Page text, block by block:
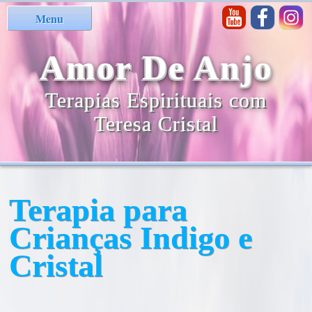
Amor De Anjo
Terapias Espirituais com
Teresa Cristal
Menu
Terapia para
Crianças Indigo e
Cristal